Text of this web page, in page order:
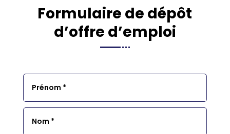
Formulaire de dépôt
d’offre d’emploi